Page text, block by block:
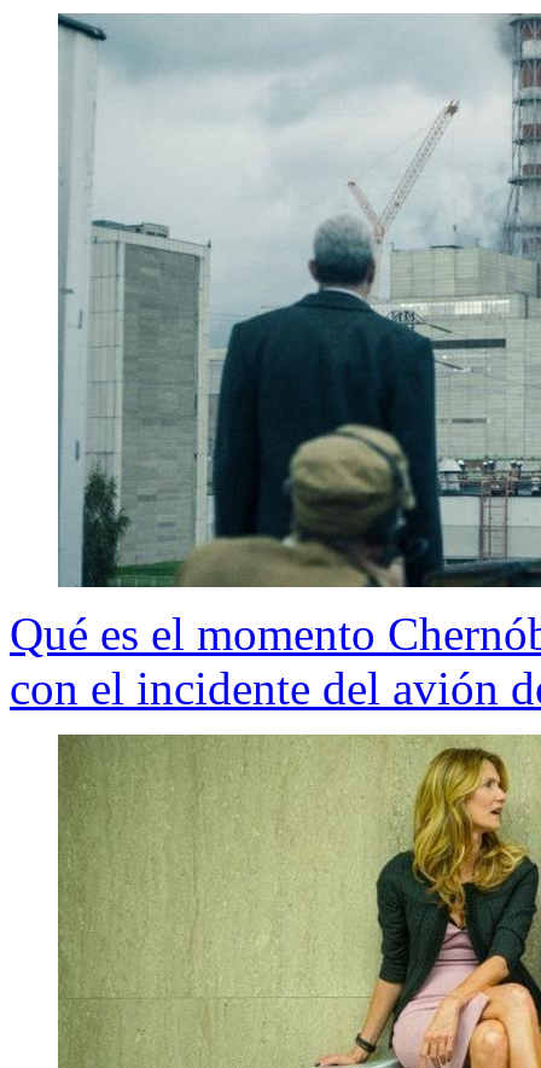
Qué es el momento
con el incidente del avión